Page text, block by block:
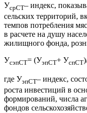
УсрСТ– индекс,
сельских территорий,
темпов потребления
в расчете на душу
жилищного фонда,
УсэпСТ= (УэпСТ+ УспСТ
где УэпСТ– индекс,
роста инвестиций в
формирований, числа
фондов